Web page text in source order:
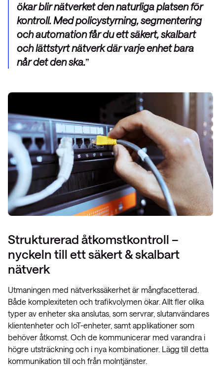
ökar blir nätverket den naturliga platsen för
kontroll. Med policystyrning, segmentering
och automation får du ett säkert, skalbart
och lättstyrt nätverk där varje enhet bara
når det den ska.
Strukturerad åtkomstkontroll –
nyckeln till ett säkert & skalbart
nätverk
Utmaningen med nätverkssäkerhet är mångfacetterad.
Både komplexiteten och trafikvolymen ökar. Allt fler olika
typer av enheter ska anslutas, som servrar, slutanvändares
klientenheter och IoT-enheter, samt applikationer som
behöver åtkomst. Och de kommunicerar med varandra i
högre utsträckning och i nya kombinationer. Lägg till detta
kommunikation till och från molntjänster.